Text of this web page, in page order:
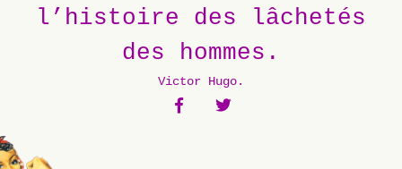
l’histoire des lâchetés
des hommes.
Victor Hugo.